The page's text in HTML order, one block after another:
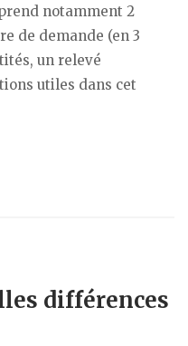
notamment 2
de demande (en 3
un relevé
utiles dans cet
différences